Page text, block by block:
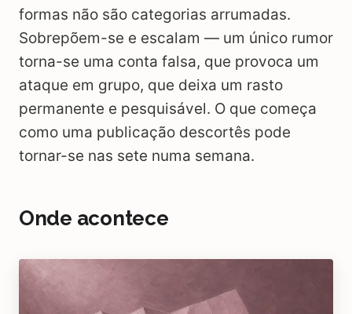
formas não são categorias arrumadas.
Sobrepõem-se e escalam — um único rumor
torna-se uma conta falsa, que provoca um
ataque em grupo, que deixa um rasto
permanente e pesquisável. O que começa
como uma publicação descortês pode
tornar-se nas sete numa semana.
Onde acontece